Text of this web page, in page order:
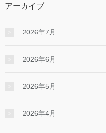
アーカイブ
2026年7月
2026年6月
2026年5月
2026年4月